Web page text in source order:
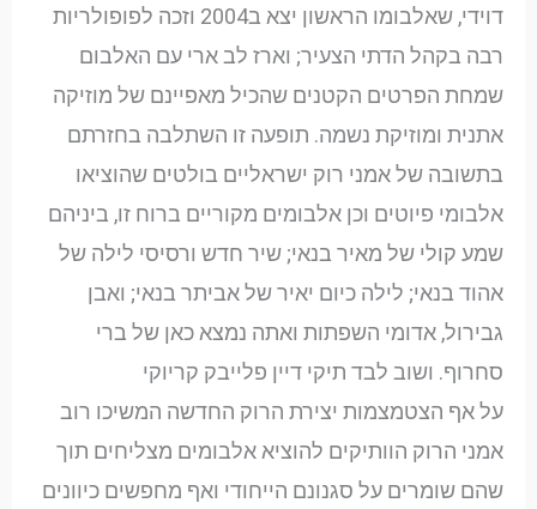
דוידי, שאלבומו הראשון יצא ב2004 וזכה לפופולריות
רבה בקהל הדתי הצעיר; וארז לב ארי עם האלבום
שמחת הפרטים הקטנים שהכיל מאפיינם של מוזיקה
אתנית ומוזיקת נשמה. תופעה זו השתלבה בחזרתם
בתשובה של אמני רוק ישראליים בולטים שהוציאו
אלבומי פיוטים וכן אלבומים מקוריים ברוח זו, ביניהם
שמע קולי של מאיר בנאי; שיר חדש ורסיסי לילה של
אהוד בנאי; לילה כיום יאיר של אביתר בנאי; ואבן
גבירול, אדומי השפתות ואתה נמצא כאן של ברי
סחרוף. ושוב לבד תיקי דיין פלייבק קריוקי
על אף הצטמצמות יצירת הרוק החדשה המשיכו רוב
אמני הרוק הוותיקים להוציא אלבומים מצליחים תוך
שהם שומרים על סגנונם הייחודי ואף מחפשים כיוונים